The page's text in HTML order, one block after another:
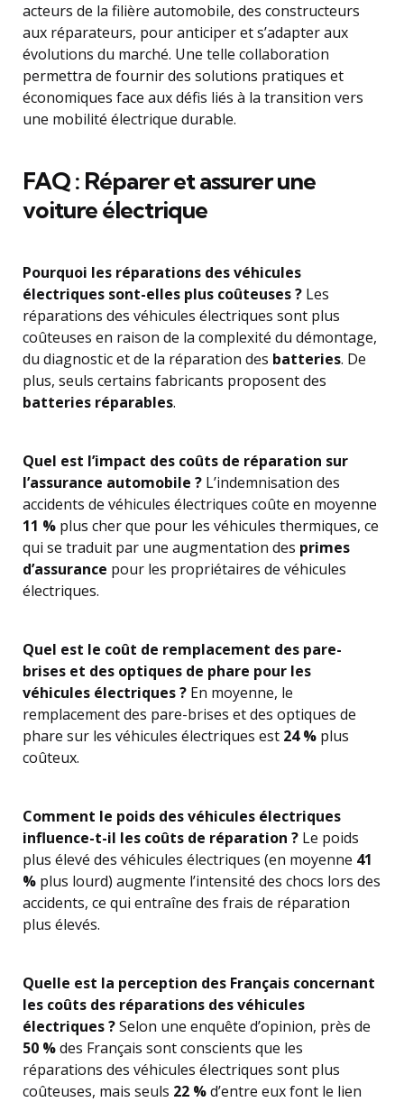
acteurs de la filière automobile, des constructeurs
aux réparateurs, pour anticiper et s’adapter aux
évolutions du marché. Une telle collaboration
permettra de fournir des solutions pratiques et
économiques face aux défis liés à la transition vers
une mobilité électrique durable.
FAQ : Réparer et assurer une
voiture électrique
Pourquoi les réparations des véhicules
électriques sont-elles plus coûteuses ? Les
réparations des véhicules électriques sont plus
coûteuses en raison de la complexité du démontage,
du diagnostic et de la réparation des batteries. De
plus, seuls certains fabricants proposent des
batteries réparables.
Quel est l’impact des coûts de réparation sur
l’assurance automobile ? L’indemnisation des
accidents de véhicules électriques coûte en moyenne
11 % plus cher que pour les véhicules thermiques, ce
qui se traduit par une augmentation des primes
d’assurance pour les propriétaires de véhicules
électriques.
Quel est le coût de remplacement des pare-
brises et des optiques de phare pour les
véhicules électriques ? En moyenne, le
remplacement des pare-brises et des optiques de
phare sur les véhicules électriques est 24 % plus
coûteux.
Comment le poids des véhicules électriques
influence-t-il les coûts de réparation ? Le poids
plus élevé des véhicules électriques (en moyenne 41
% plus lourd) augmente l’intensité des chocs lors des
accidents, ce qui entraîne des frais de réparation
plus élevés.
Quelle est la perception des Français concernant
les coûts des réparations des véhicules
électriques ?Selon une enquête d’opinion, près de
50 %des Français sont conscients que les
réparations des véhicules électriques sont plus
coûteuses, mais seuls 22 %d’entre eux font le lien